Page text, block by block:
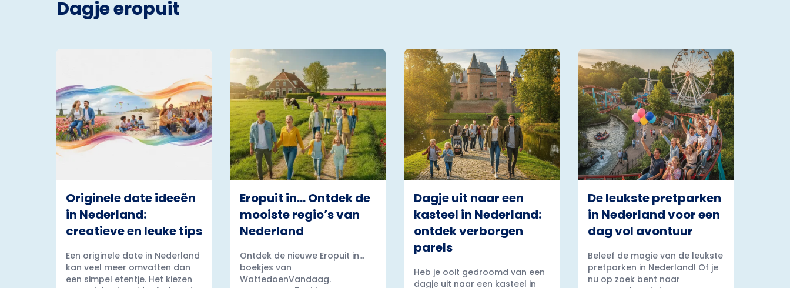
Dagje eropuit
Originele date ideeën
in Nederland:
creatieve en leuke tips
Een originele date in Nederland
kan veel meer omvatten dan
een simpel etentje. Het kiezen
Eropuit in… Ontdek de
mooiste regio’s van
Nederland
Ontdek de nieuwe Eropuit in...
boekjes van
WattedoenVandaag.
Dagje uit naar een
kasteel in Nederland:
ontdek verborgen
parels
Heb je ooit gedroomd van een
dagje uit naar een kasteel in
De leukste pretparken
in Nederland voor een
dag vol avontuur
Beleef de magie van de leukste
pretparken in Nederland! Of je
nu op zoek bent naar